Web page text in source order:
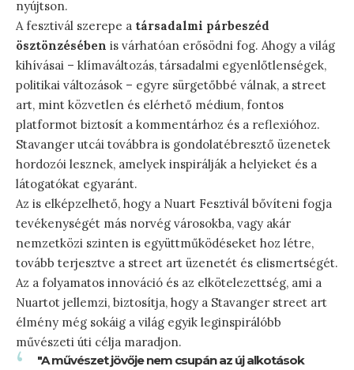
nyújtson.
A fesztivál szerepe a társadalmi párbeszéd
ösztönzésében is várhatóan erősödni fog. Ahogy a világ
kihívásai – klímaváltozás, társadalmi egyenlőtlenségek,
politikai változások – egyre sürgetőbbé válnak, a street
art, mint közvetlen és elérhető médium, fontos
platformot biztosít a kommentárhoz és a reflexióhoz.
Stavanger utcái továbbra is gondolatébresztő üzenetek
hordozói lesznek, amelyek inspirálják a helyieket és a
látogatókat egyaránt.
Az is elképzelhető, hogy a Nuart Fesztivál bővíteni fogja
tevékenységét más norvég városokba, vagy akár
nemzetközi szinten is együttműködéseket hoz létre,
tovább terjesztve a street art üzenetét és elismertségét.
Az a folyamatos innováció és az elkötelezettség, ami a
Nuartot jellemzi, biztosítja, hogy a Stavanger street art
élmény még sokáig a világ egyik leginspirálóbb
művészeti úti célja maradjon.
"A művészet jövője nem csupán az új alkotások